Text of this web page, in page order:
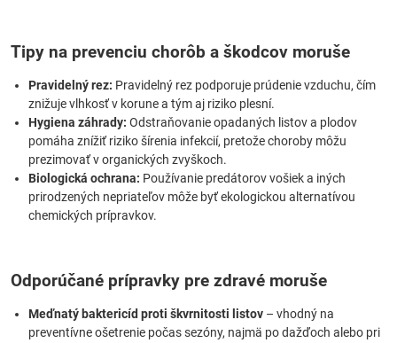
Tipy na prevenciu chorôb a škodcov moruše
Pravidelný rez: Pravidelný rez podporuje prúdenie vzduchu, čím
znižuje vlhkosť v korune a tým aj riziko plesní.
Hygiena záhrady: Odstraňovanie opadaných listov a plodov
pomáha znížiť riziko šírenia infekcií, pretože choroby môžu
prezimovať v organických zvyškoch.
Biologická ochrana: Používanie predátorov vošiek a iných
prirodzených nepriateľov môže byť ekologickou alternatívou
chemických prípravkov.
Odporúčané prípravky pre zdravé moruše
Meďnatý baktericíd proti škvrnitosti listov – vhodný na
preventívne ošetrenie počas sezóny, najmä po dažďoch alebo pri